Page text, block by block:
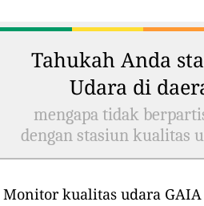
Tahukah Anda
Udara di
mengapa tidak
dengan stasiun kualitas
Monitor kualitas udara